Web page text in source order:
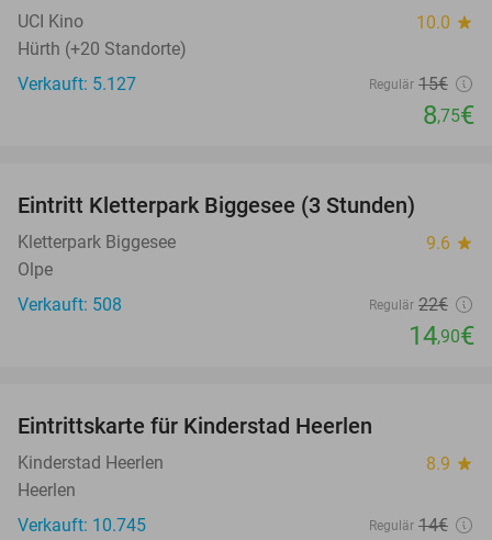
UCI Kino 10.0 star
Hürth (+20 Standorte)
Verkauft: 5.127
Regulär 15€
8,75€
Eintritt Kletterpark Biggesee (3 Stunden)
Kletterpark Biggesee 9.6 star
Olpe
Verkauft: 508
Regulär 22€
14,90€
Eintrittskarte für Kinderstad Heerlen
Kinderstad Heerlen 8.9 star
Heerlen
Verkauft: 10.745
Regulär 14€